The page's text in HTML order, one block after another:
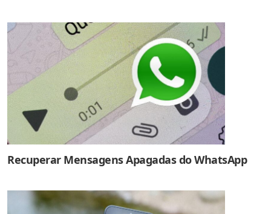
Recuperar Mensagens Apagadas do WhatsApp